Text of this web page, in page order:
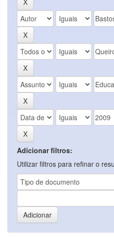
Adicionar filtros:
Utilizar filtros para refinar o